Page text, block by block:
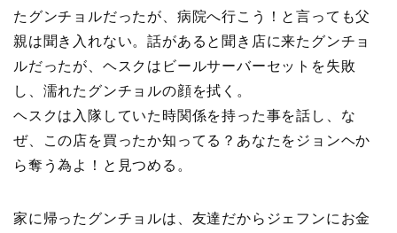
たグンチョルだったが、病院へ行こう！と言っても父
親は聞き入れない。話があると聞き店に来たグンチョ
ルだったが、ヘスクはビールサーバーセットを失敗
し、濡れたグンチョルの顔を拭く。
ヘスクは入隊していた時関係を持った事を話し、な
ぜ、この店を買ったか知ってる？あなたをジョンヘか
ら奪う為よ！と見つめる。
家に帰ったグンチョルは、友達だからジェフンにお金